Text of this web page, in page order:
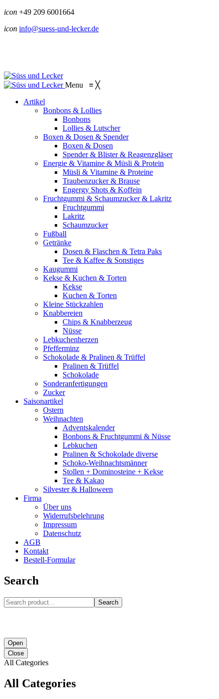
icon +49 209 6001664
icon info@suess-und-lecker.de
Menu ≡ ╳
Artikel
Bonbons & Lollies
Bonbons
Lollies & Lutscher
Boxen & Dosen & Spender
Boxen & Dosen
Spender & Blister & Reagenzgläser
Energie & Vitamine & Müsli & Protein
Müsli & Vitamine & Proteine
Traubenzucker & Brause
Engergy Shots & Koffein
Fruchtgummi & Schaumzucker & Lakritz
Fruchtgummi
Lakritz
Schaumzucker
Fußball
Getränke
Dosen & Flaschen & Tetra Paks
Tee & Kaffee & Sonstiges
Kaugummi
Kekse & Kuchen & Torten
Kekse
Kuchen & Torten
Kleine Stückzahlen
Knabbereien
Chips & Knabberzeug
Nüsse
Lebkuchenherzen
Pfefferminz
Schokolade & Pralinen & Trüffel
Pralinen & Trüffel
Schokolade
Sonderanfertigungen
Zucker
Saisonartikel
Ostern
Weihnachten
Adventskalender
Bonbons & Fruchtgummi & Nüsse
Lebkuchen
Pralinen & Schokolade diverse
Schoko-Weihnachtsmänner
Stollen + Dominosteine + Kekse
Tee & Kakao
Silvester & Halloween
Firma
Über uns
Widerrufsbelehrung
Impressum
Datenschutz
AGB
Kontakt
Bestell-Formular
Search
Search
Open
Close
All Categories
All Categories